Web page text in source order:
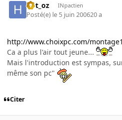
hbt_oz INpactien
Posté(e) le 5 juin 200620 a
http://www.choixpc.com/
Ca a plus l'air tout jeune...
Mais l'introduction est sympas,
même son pc"
Citer